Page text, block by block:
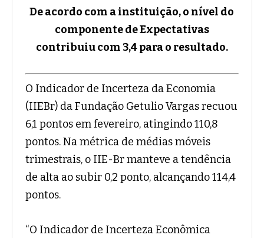
De acordo com a instituição, o nível do
componente de Expectativas
contribuiu com 3,4 para o resultado.
O Indicador de Incerteza da Economia
(IIEBr) da Fundação Getulio Vargas recuou
6,1 pontos em fevereiro, atingindo 110,8
pontos. Na métrica de médias móveis
trimestrais, o IIE-Br manteve a tendência
de alta ao subir 0,2 ponto, alcançando 114,4
pontos.
“O Indicador de Incerteza Econômica